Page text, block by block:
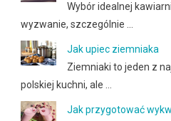
Wybór idealnej
wyzwanie, szczególnie …
Jak upiec ziemniaka
Ziemniaki to jeden z
polskiej kuchni, ale …
Jak przygotować